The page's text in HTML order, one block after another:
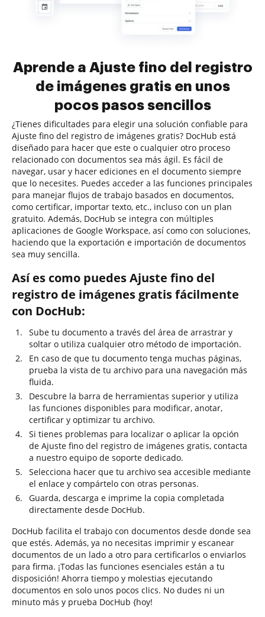
Aprende a Ajuste fino del registro
de imágenes gratis en unos
pocos pasos sencillos
¿Tienes dificultades para elegir una solución confiable para
Ajuste fino del registro de imágenes gratis? DocHub está
diseñado para hacer que este o cualquier otro proceso
relacionado con documentos sea más ágil. Es fácil de
navegar, usar y hacer ediciones en el documento siempre
que lo necesites. Puedes acceder a las funciones principales
para manejar flujos de trabajo basados en documentos,
como certificar, importar texto, etc., incluso con un plan
gratuito. Además, DocHub se integra con múltiples
aplicaciones de Google Workspace, así como con soluciones,
haciendo que la exportación e importación de documentos
sea muy sencilla.
Así es como puedes Ajuste fino del
registro de imágenes gratis fácilmente
con DocHub:
Sube tu documento a través del área de arrastrar y
soltar o utiliza cualquier otro método de importación.
En caso de que tu documento tenga muchas páginas,
prueba la vista de tu archivo para una navegación más
fluida.
Descubre la barra de herramientas superior y utiliza
las funciones disponibles para modificar, anotar,
certificar y optimizar tu archivo.
Si tienes problemas para localizar o aplicar la opción
de Ajuste fino del registro de imágenes gratis, contacta
a nuestro equipo de soporte dedicado.
Selecciona hacer que tu archivo sea accesible mediante
el enlace y compártelo con otras personas.
Guarda, descarga e imprime la copia completada
directamente desde DocHub.
DocHub facilita el trabajo con documentos desde donde sea
que estés. Además, ya no necesitas imprimir y escanear
documentos de un lado a otro para certificarlos o enviarlos
para firma. ¡Todas las funciones esenciales están a tu
disposición! Ahorra tiempo y molestias ejecutando
documentos en solo unos pocos clics. No dudes ni un
minuto más y prueba DocHub {hoy!